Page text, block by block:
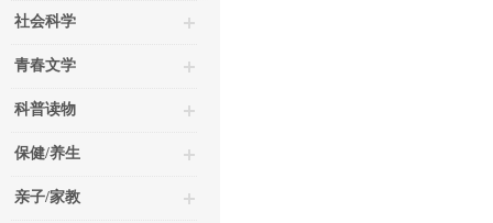
社会科学
青春文学
科普读物
保健/养生
亲子/家教